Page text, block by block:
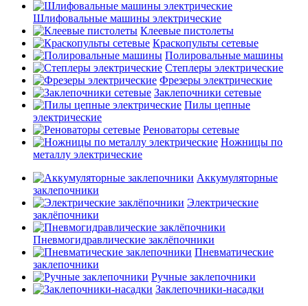
Шлифовальные машины электрические
Клеевые пистолеты
Краскопульты сетевые
Полировальные машины
Степлеры электрические
Фрезеры электрические
Заклепочники сетевые
Пилы цепные
электрические
Реноваторы сетевые
Ножницы по
металлу электрические
Аккумуляторные
заклепочники
Электрические
заклёпочники
Пневмогидравлические заклёпочники
Пневматические
заклепочники
Ручные заклепочники
Заклепочники-насадки